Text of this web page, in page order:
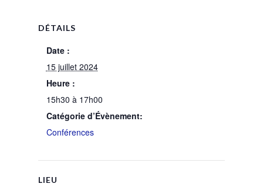
DÉTAILS
Date :
15 juillet 2024
Heure :
15h30 à 17h00
Catégorie d’Évènement:
Conférences
LIEU